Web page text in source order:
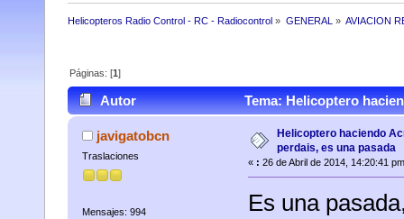
Helicopteros Radio Control - RC - Radiocontrol » GENERAL » AVIACION
Páginas: [1]
Autor
Tema: Helicoptero
veces)javigatobcn
Traslaciones
Mensajes: 994
Helicoptero haciendo
perdais, es una pasada
« : 26 de Abril de 2014, 14:20:41
Es una